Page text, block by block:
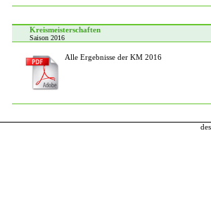
Kreismeisterschaften
Saison 2016
Alle Ergebnisse der KM 2016